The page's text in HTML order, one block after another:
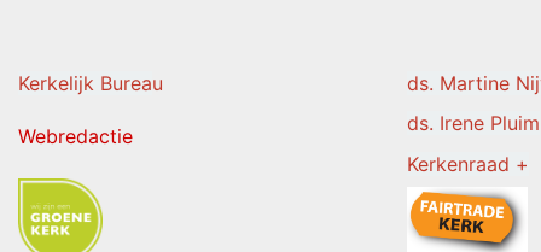
Kerkelijk Bureau ds. Martine
Webredactie
ds. Irene Pluim
Kerkenraad +